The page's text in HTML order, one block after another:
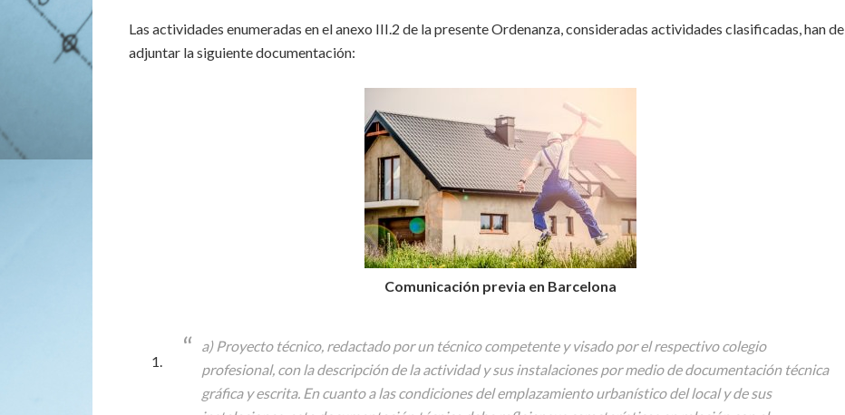
Las actividades enumeradas en el anexo III.2 de la presente Ordenanza, consideradas actividades clasificadas, han de
adjuntar la siguiente documentación:
Comunicación previa en Barcelona
a) Proyecto técnico, redactado por un técnico competente y visado por el respectivo colegio
profesional, con la descripción de la actividad y sus instalaciones por medio de documentación técnica
gráfica y escrita. En cuanto a las condiciones del emplazamiento urbanístico del local y de sus